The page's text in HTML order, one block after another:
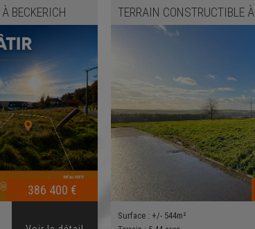
À BECKERICH
386 400 €
TERRAIN CONSTRUCTIBLEÀ
Surface : +/- 544m²